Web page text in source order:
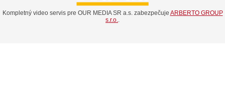
Kompletný video servis pre OUR MEDIA SR a.s. zabezpečuje ARBERTO GROUP
s.r.o..